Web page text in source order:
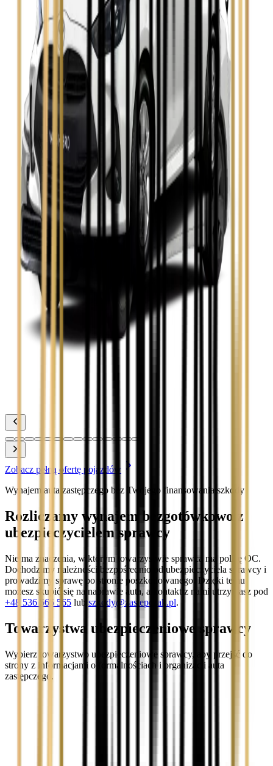
Seat Leon
Skoda Fabia
Zobacz
Skoda Kamiq
Zobacz
Skoda Octavia
Zobacz
Toyota Avensis
Zobacz
Toyota Camry
Zobacz
Toyota Corolla
Toyota Prius
Zobacz pełną ofertę pojazdów
Wynajem auta zastępczego bez Twojego finansowania szkody
Rozliczamy wynajem bezgotówkowo z
ubezpieczycielem sprawcy
Nie ma znaczenia, w którym towarzystwie sprawca ma polisę OC.
Dochodzimy należności bezpośrednio od ubezpieczyciela sprawcy i
prowadzimy sprawę po stronie poszkodowanego. Dzięki temu
możesz skupić się na naprawie auta, a kontakt z nami utrzymasz pod
+48 536 565 565 lub szkody@zastepczak.pl.
Towarzystwa ubezpieczeniowe sprawcy
Wybierz towarzystwo ubezpieczeniowe sprawcy, aby przejść do
strony z informacjami o formalnościach i organizacji auta
zastępczego.